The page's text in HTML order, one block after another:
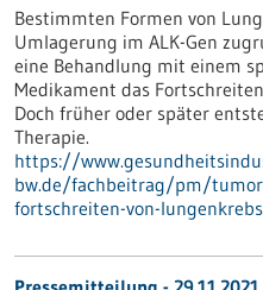
Bestimmten Formen von
Umlagerung im ALK-Gen
eine Behandlung mit einem
Medikament das
Doch früher oder später
Therapie.
https://
bw.de/fachbeitrag/pm/
fortschreiten-von-